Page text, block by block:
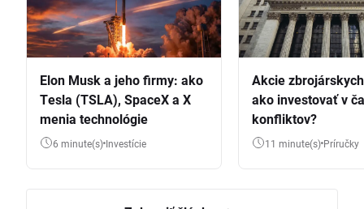
Elon Musk a jeho firmy: ako
Tesla (TSLA), SpaceX a X
menia technológie
6 minute(s) Investície
Akcie
ako investovať v
konfliktov?
11 minute(s) Príručky